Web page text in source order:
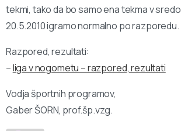
tekmi, tako da bo samo ena tekma v
20.5.2010 igramo normalno po razporedu.
Razpored, rezultati:
–liga v nogometu – razpored, rezultati
Vodja športnih programov,
Gaber ŠORN, prof.šp.vzg.